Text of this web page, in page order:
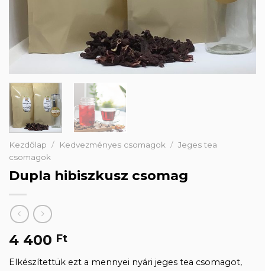
Kezdőlap / Kedvezményes csomagok / Jeges tea
csomagok
Dupla hibiszkusz csomag
4 400 Ft
Elkészítettük ezt a mennyei nyári jeges tea csomagot,